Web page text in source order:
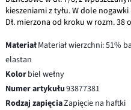
kieszeniami z tyłu. W dole
Dł. mierzona od kroku w rozm. 38
MateriałMateriał wierzchni: 51%
elastan
Kolorbiel wełny
Numer artykułu93877381
Rodzaj zapięciaZapięcie na haftki